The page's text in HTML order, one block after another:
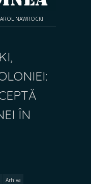
NAWROCKI
ÎN
Arhiva